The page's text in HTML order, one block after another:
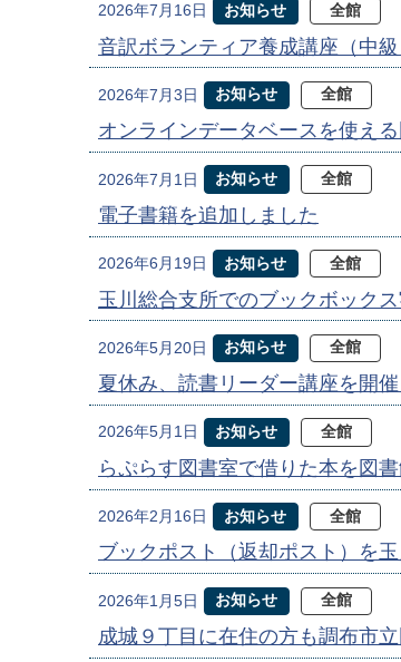
2026年7月16日 お知らせ 全館
音訳ボランティア養成講座（中級
2026年7月3日 お知らせ 全館
オンラインデータベースを使え
2026年7月1日 お知らせ 全館
電子書籍を追加しました
2026年6月19日 お知らせ 全館
玉川総合支所でのブックボック
2026年5月20日 お知らせ 全館
夏休み、読書リーダー講座を開
2026年5月1日 お知らせ 全館
らぷらす図書室で借りた本を図
2026年2月16日 お知らせ 全館
ブックポスト（返却ポスト）を
2026年1月5日 お知らせ 全館
成城９丁目に在住の方も調布市